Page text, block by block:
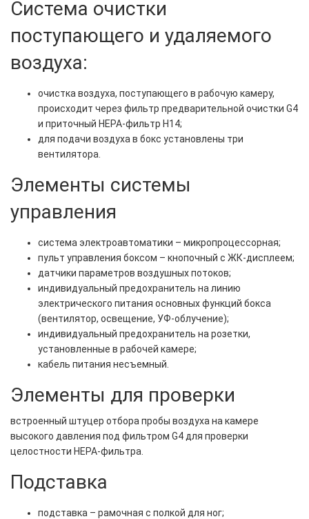
Система очистки
поступающего и удаляемого
воздуха:
очистка воздуха, поступающего в рабочую камеру,
происходит через фильтр предварительной очистки G4
и приточный НЕРА-фильтр Н14;
для подачи воздуха в бокс установлены три
вентилятора.
Элементы системы
управления
система электроавтоматики – микропроцессорная;
пульт управления боксом – кнопочный с ЖК-дисплеем;
датчики параметров воздушных потоков;
индивидуальный предохранитель на линию
электрического питания основных функций бокса
(вентилятор, освещение, УФ-облучение);
индивидуальный предохранитель на розетки,
установленные в рабочей камере;
кабель питания несъемный.
Элементы для проверки
встроенный штуцер отбора пробы воздуха на камере
высокого давления под фильтром G4 для проверки
целостности НЕРА-фильтра.
Подставка
подставка – рамочная с полкой для ног;